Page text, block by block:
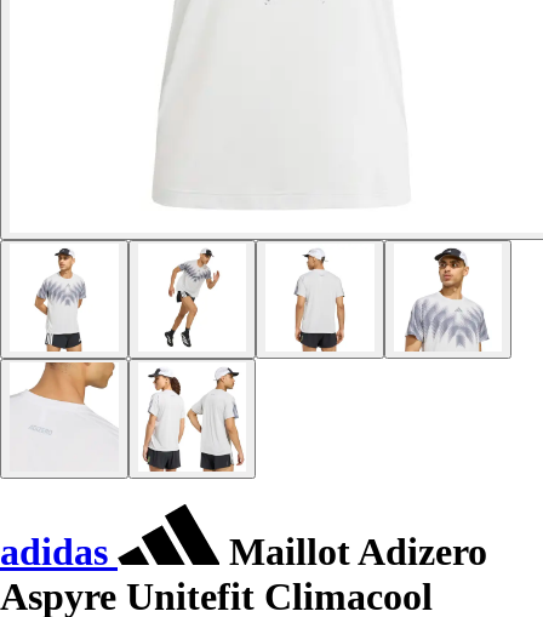
adidas
Maillot Adizero
Aspyre Unitefit Climacool